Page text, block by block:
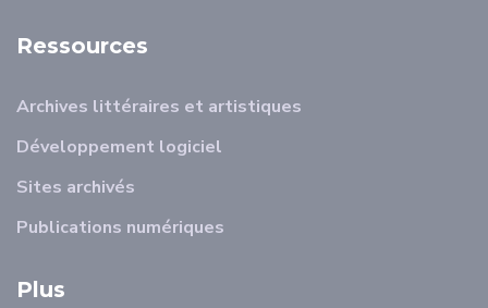
Ressources
Archives littéraires et artistiques
Développement logiciel
Sites archivés
Publications numériques
Plus